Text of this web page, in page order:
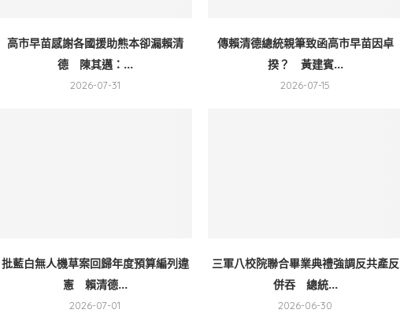
高市早苗感謝各國援助熊本卻漏賴清
德 陳其邁：...
2026-07-31
傳賴清德總統親筆致函高市早苗因卓
揆？ 黃建賓...
2026-07-15
批藍白無人機草案回歸年度預算編列違
憲 賴清德...
2026-07-01
三軍八校院聯合畢業典禮強調反共產反
併吞 總統...
2026-06-30